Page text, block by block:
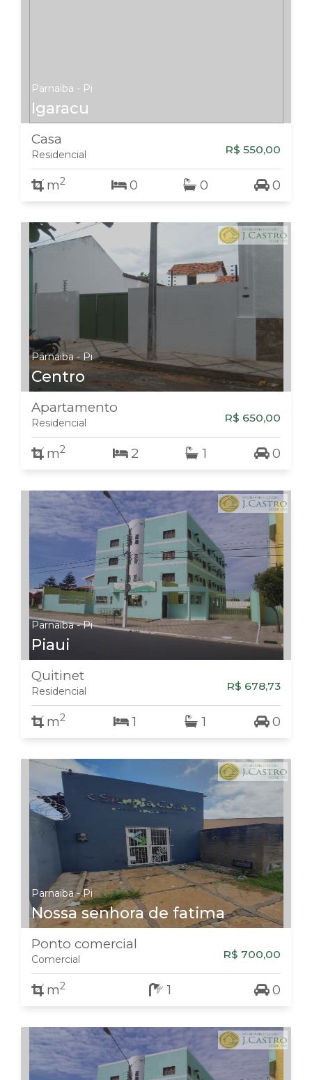
Parnaiba - Pi
Igaracu
Casa
Residencial R$ 550,00
m2 0 0 0
Parnaiba - Pi
Centro
Apartamento
Residencial R$ 650,00
m2 2 1 0
Parnaiba - Pi
Piaui
Quitinet
Residencial R$ 678,73
m2 1 1 0
Parnaiba - Pi
Nossa senhora de fatima
Ponto comercial
Comercial R$ 700,00
m2 1 0